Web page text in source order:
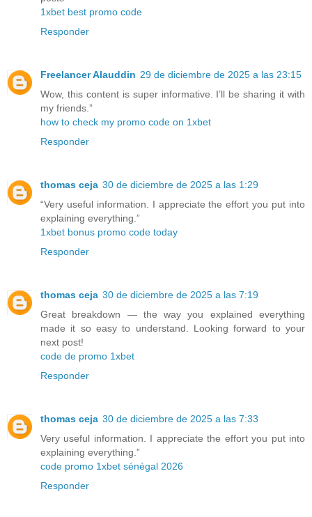
1xbet best promo code
Responder
Freelancer Alauddin 29 de diciembre de 2025 a las 23:15
Wow, this content is super informative. I’ll be sharing it with
my friends.”
how to check my promo code on 1xbet
Responder
thomas ceja 30 de diciembre de 2025 a las 1:29
“Very useful information. I appreciate the effort you put into
explaining everything.”
1xbet bonus promo code today
Responder
thomas ceja 30 de diciembre de 2025 a las 7:19
Great breakdown — the way you explained everything
made it so easy to understand. Looking forward to your
next post!
code de promo 1xbet
Responder
thomas ceja 30 de diciembre de 2025 a las 7:33
Very useful information. I appreciate the effort you put into
explaining everything.”
code promo 1xbet sénégal 2026
Responder